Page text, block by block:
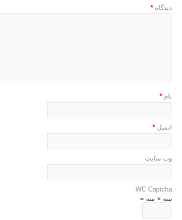
دیدگاه*
نام*
ایمیل*
وب‌ سایت
WC Captcha
سه × سه =